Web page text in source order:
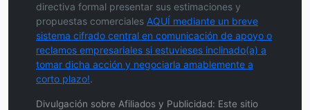
directiva formal presentar sus estimaciones y
propuestas comerciales AQUÍ mediante un breve
sistema cifrado central en comunicación de apoyo o
reclamos empresariales si estuvieses inclinado(a) a
tomar dicha acción y negociarla amablemente a
corto plazo!.
Divulgación sobre Afiliados y Publicidad: Este sitio